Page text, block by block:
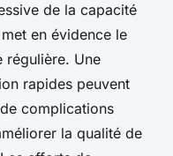
de la capacité
en évidence le
régulière. Une
rapides peuvent
complications
la qualité de